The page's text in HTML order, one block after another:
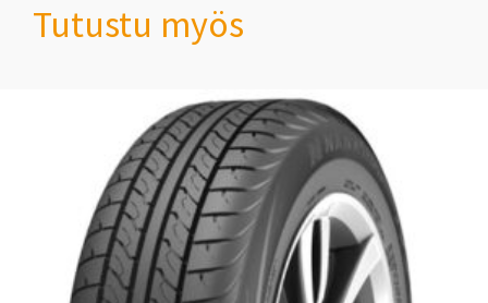
Tutustu myös